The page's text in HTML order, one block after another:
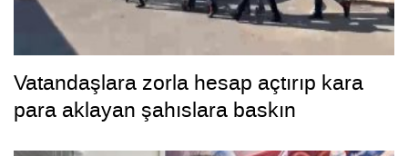
Vatandaşlara zorla hesap açtırıp kara
para aklayan şahıslara baskın